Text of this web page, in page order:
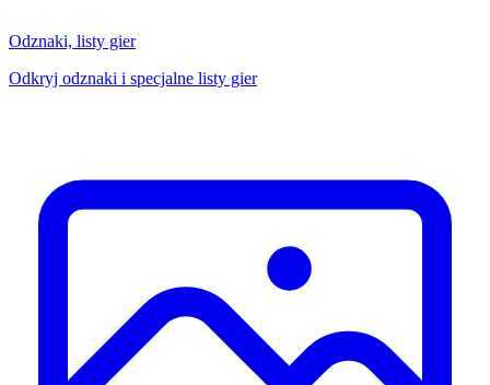
Odznaki, listy gier
Odkryj odznaki i specjalne listy gier